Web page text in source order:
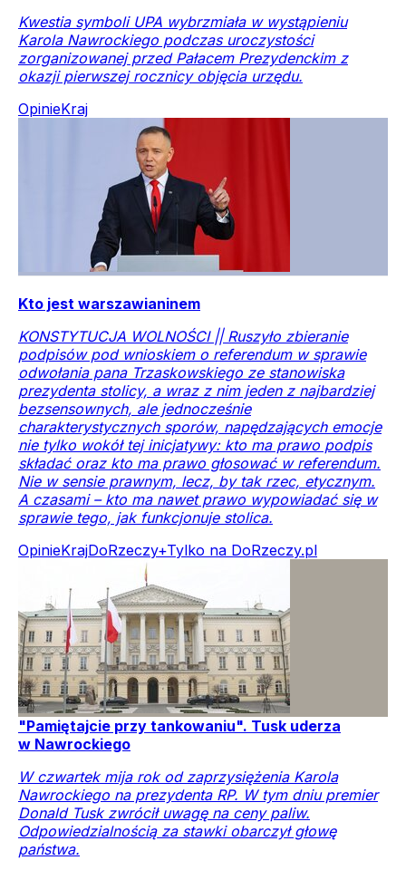
Kwestia symboli UPA wybrzmiała w wystąpieniu
Karola Nawrockiego podczas uroczystości
zorganizowanej przed Pałacem Prezydenckim z
okazji pierwszej rocznicy objęcia urzędu.
OpinieKraj
Kto jest warszawianinem
KONSTYTUCJA WOLNOŚCI || Ruszyło zbieranie
podpisów pod wnioskiem o referendum w sprawie
odwołania pana Trzaskowskiego ze stanowiska
prezydenta stolicy, a wraz z nim jeden z najbardziej
bezsensownych, ale jednocześnie
charakterystycznych sporów, napędzających emocje
nie tylko wokół tej inicjatywy: kto ma prawo podpis
składać oraz kto ma prawo głosować w referendum.
Nie w sensie prawnym, lecz, by tak rzec, etycznym.
A czasami – kto ma nawet prawo wypowiadać się w
sprawie tego, jak funkcjonuje stolica.
OpinieKrajDoRzeczy+Tylko na DoRzeczy.pl
"Pamiętajcie przy tankowaniu". Tusk uderza
w Nawrockiego
W czwartek mija rok od zaprzysiężenia Karola
Nawrockiego na prezydenta RP. W tym dniu premier
Donald Tusk zwrócił uwagę na ceny paliw.
Odpowiedzialnością za stawki obarczył głowę
państwa.